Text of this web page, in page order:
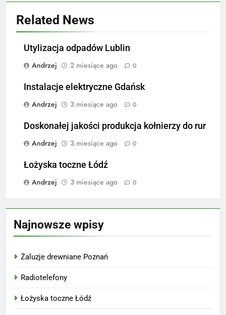
Related News
Utylizacja odpadów Lublin
Andrzej
2 miesiące ago 0
Instalacje elektryczne Gdańsk
Andrzej
3 miesiące ago 0
Doskonałej jakości produkcja kołnierzy do rur
Andrzej
3 miesiące ago 0
Łożyska toczne Łódź
Andrzej
3 miesiące ago 0
Najnowsze wpisy
Żaluzje drewniane Poznań
Radiotelefony
Łożyska toczne Łódź